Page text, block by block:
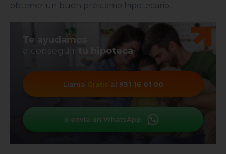
obtener un buen préstamo hipotecario.
Te ayudamos
a conseguir
tu hipoteca
Llama Gratis al 931 16 01 00
o envía un WhatsApp